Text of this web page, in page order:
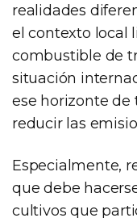
realidades
el contexto local
combustible de
situación
ese horizonte de
reducir las
Especialmente,
que debe
cultivos que